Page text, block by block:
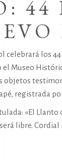
44
celebrará los
el Museo
registrada
«El Llanto
libre.